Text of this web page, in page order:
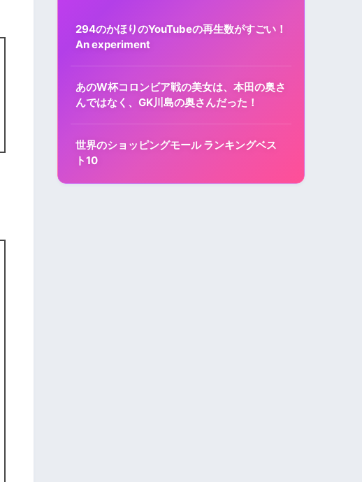
294のかほりのYouTubeの再生数がすごい！
An experiment
あのW杯コロンビア戦の美女は、本田の奥さ
んではなく、GK川島の奥さんだった！
世界のショッピングモール ランキングベス
ト10